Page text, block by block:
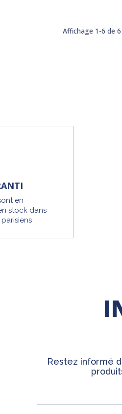
Affichage 1-6 de
en
stock dans
Restez informé